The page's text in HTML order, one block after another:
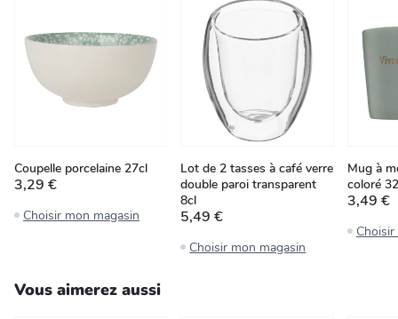
Coupelle porcelaine 27cl
3,29 €
Choisir mon magasin
Lot de 2 tasses à café verre
double paroi transparent
8cl
5,49 €
Choisir mon magasin
Mug à
coloré
3,49 €
Vous aimerez aussi